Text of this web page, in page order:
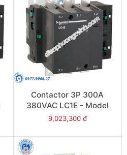
Contactor 3P 300A
380VAC LC1E - Model
LC1E300Q6
9,023,300 đ